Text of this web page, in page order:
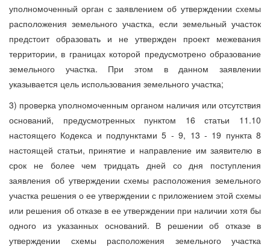
уполномоченный орган с заявлением об утверждении схемы
расположения земельного участка, если земельный участок
предстоит образовать и не утвержден проект межевания
территории, в границах которой предусмотрено образование
земельного участка. При этом в данном заявлении
указывается цель использования земельного участка;
3) проверка уполномоченным органом наличия или отсутствия
оснований, предусмотренных пунктом 16 статьи 11.10
настоящего Кодекса и подпунктами 5 - 9, 13 - 19 пункта 8
настоящей статьи, принятие и направление им заявителю в
срок не более чем тридцать дней со дня поступления
заявления об утверждении схемы расположения земельного
участка решения о ее утверждении с приложением этой схемы
или решения об отказе в ее утверждении при наличии хотя бы
одного из указанных оснований. В решении об отказе в
утверждении схемы расположения земельного участка